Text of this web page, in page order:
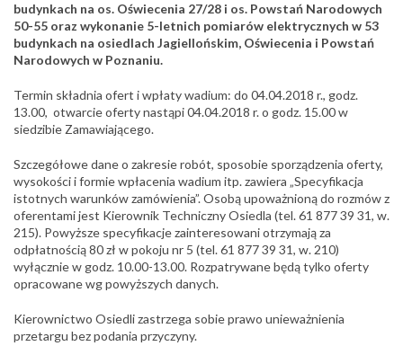
budynkach na os. Oświecenia 27/28 i os. Powstań Narodowych
50-55 oraz wykonanie 5-letnich pomiarów elektrycznych w 53
budynkach na osiedlach Jagiellońskim, Oświecenia i Powstań
Narodowych w Poznaniu.
Termin składnia ofert i wpłaty wadium: do 04.04.2018 r., godz.
13.00, otwarcie oferty nastąpi 04.04.2018 r. o godz. 15.00 w
siedzibie Zamawiającego.
Szczegółowe dane o zakresie robót, sposobie sporządzenia oferty,
wysokości i formie wpłacenia wadium itp. zawiera „Specyfikacja
istotnych warunków zamówienia”. Osobą upoważnioną do rozmów z
oferentami jest Kierownik Techniczny Osiedla (tel. 61 877 39 31, w.
215). Powyższe specyfikacje zainteresowani otrzymają za
odpłatnością 80 zł w pokoju nr 5 (tel. 61 877 39 31, w. 210)
wyłącznie w godz. 10.00-13.00. Rozpatrywane będą tylko oferty
opracowane wg powyższych danych.
Kierownictwo Osiedli zastrzega sobie prawo unieważnienia
przetargu bez podania przyczyny.